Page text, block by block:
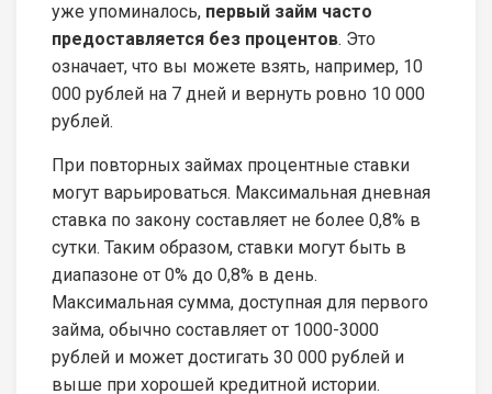
уже упоминалось, первый займ часто
предоставляется без процентов. Это
означает, что вы можете взять, например, 10
000 рублей на 7 дней и вернуть ровно 10 000
рублей.
При повторных займах процентные ставки
могут варьироваться. Максимальная дневная
ставка по закону составляет не более 0,8% в
сутки. Таким образом, ставки могут быть в
диапазоне от 0% до 0,8% в день.
Максимальная сумма, доступная для первого
займа, обычно составляет от 1000-3000
рублей и может достигать 30 000 рублей и
выше при хорошей кредитной истории.